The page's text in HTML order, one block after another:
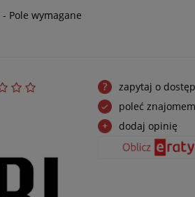
- Pole wymagane
zapytaj o
poleć
dodaj opinię